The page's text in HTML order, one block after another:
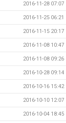
2016-11-28 07:07
2016-11-25 06:21
2016-11-15 20:17
2016-11-08 10:47
2016-11-08 09:26
2016-10-28 09:14
2016-10-16 15:42
2016-10-10 12:07
2016-10-04 18:45